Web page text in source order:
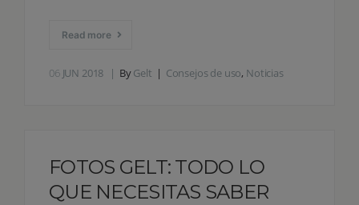
Read more
06 JUN 2018 ByGelt Consejos de uso, Noticias
FOTOS GELT: TODO LO
QUE NECESITAS SABER